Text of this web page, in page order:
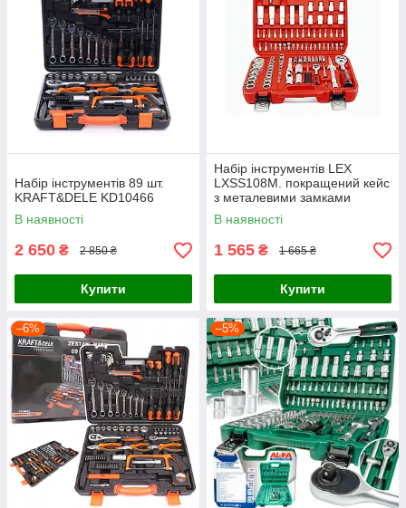
Набір інструментів 89 шт.
KRAFT&DELE KD10466
В наявності
2 650 ₴ 2 850 ₴
Купити
Набір інструментів LEX
LXSS108M. покращений кейс
з металевими замками
В наявності
1 565 ₴ 1 665 ₴
Купити
–6% –5%